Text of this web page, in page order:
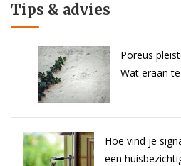
Tips & advies
Poreus
Wat eraan
Hoe vind je
een